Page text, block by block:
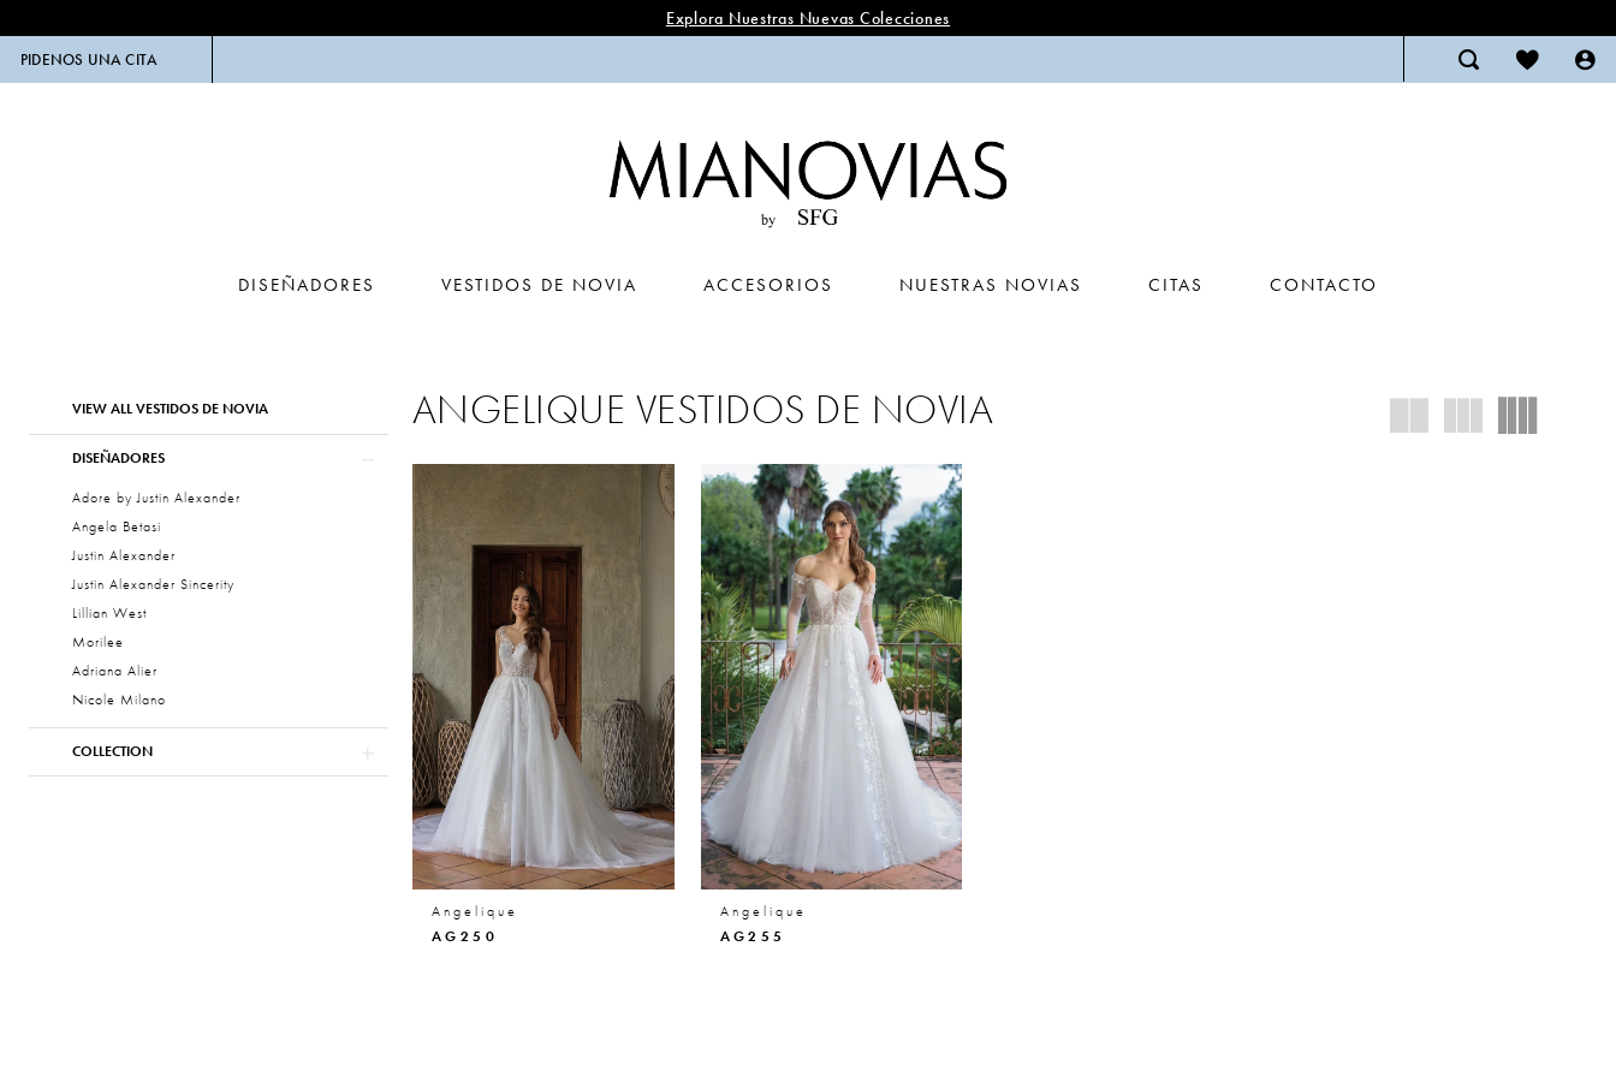
Explora Nuestras Nuevas Colecciones
PIDENOS UNA CITA
DISEÑADORES VESTIDOS DE NOVIA ACCESORIOS NUESTRAS NOVIAS CITAS CONTACTO
Filters
VIEW ALL VESTIDOS DE NOVIA
DISEÑADORES
Adore by Justin Alexander
Angela Betasi
Justin Alexander
Justin Alexander Sincerity
Lillian West
Morilee
Adriana Alier
Nicole Milano
COLLECTION
ANGELIQUE VESTIDOS DE NOVIA
Angelique
AG250
Angelique
AG255